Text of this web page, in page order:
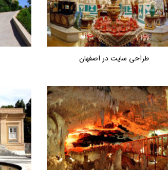
طراحی سایت در اصفهان